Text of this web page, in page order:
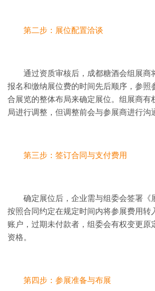
第二步：展位配置洽谈
通过资质审核后，成都糖酒会组展商
报名和缴纳展位费的时间先后顺序，参照
合展览的整体布局来确定展位。 组展商有
局进行调整，但调整前会与参展商进行沟
第三步：签订合同与支付费用
确定展位后，企业需与组委会签署《
按照合同约定在规定时间内将参展费用转
账户，过期未付款者，组委会有权变更原
资格。
第四步：参展准备与布展